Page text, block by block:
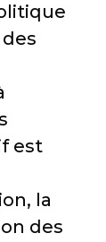
est
la
des